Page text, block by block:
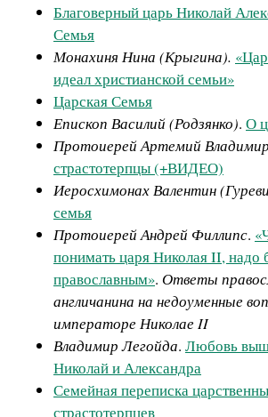
Благоверный царь Николай
Семья
Монахиня Нина (Крыгина).
идеал христианской семьи»
Царская Семья
Епископ Василий (Родзянко). О
Протоиерей Артемий
страстотерпцы (+ВИДЕО)
Иеросхимонах Валентин
семья
Протоиерей Андрей Филлипс.
понимать царя Николая II, надо
православным». Ответы
англичанина на недоуменные
императоре Николае II
Владимир Легойда. Любовь
Николай и Александра
Семейная переписка
страстотерпцев